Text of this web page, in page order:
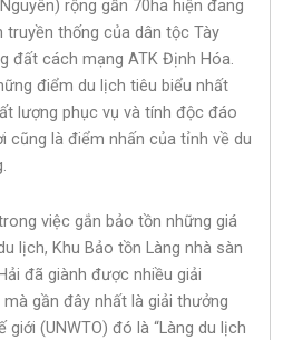
rộng gần 70ha hiện đang
truyền thống của dân tộc Tày
đất cách mạng ATK Định Hóa.
điểm du lịch tiêu biểu nhất
lượng phục vụ và tính độc đáo
cũng là điểm nhấn của tỉnh về du
việc gắn bảo tồn những giá
lịch, Khu Bảo tồn Làng nhà sàn
đã giành được nhiều giải
gần đây nhất là giải thưởng
(UNWTO) đó là “Làng du lịch